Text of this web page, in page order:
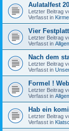
Aulatalfest
Letzter Beitrag
Verfasst in
Vier
Letzter Beitrag
Verfasst in
Nach dem
Letzter Beitrag
Verfasst in
Formel !
Letzter Beitrag
Verfasst in
Hab ein
Letzter Beitrag
Verfasst in